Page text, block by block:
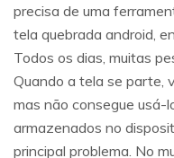
Repairit - Reparar
UBackit - Backup de
precisa de uma
tela quebrada android,
Todos os dias, muitas
Quando a tela se parte,
mas não consegue usá-
armazenados no
principal problema. No